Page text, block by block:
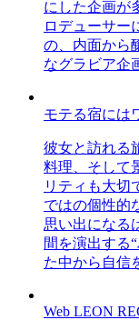
にした企画が
ロデューサー
の、内面から
なグラビア企
モテる宿には
彼女と訪れる
料理、そして
リティも大切
ではの個性的
思い出になる
間を演出する
た中から自信
Web LEON